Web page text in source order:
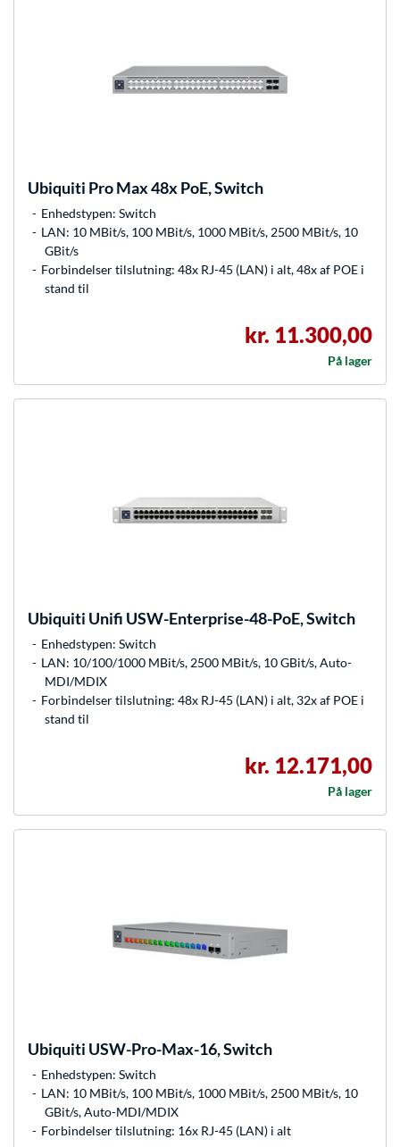
Ubiquiti Pro Max 48x PoE, Switch
Enhedstypen: Switch
LAN: 10 MBit/s, 100 MBit/s, 1000 MBit/s, 2500 MBit/s, 10
GBit/s
Forbindelser tilslutning: 48x RJ-45 (LAN) i alt, 48x af POE i
stand til
kr. 11.300,00
På lager
Ubiquiti Unifi USW-Enterprise-48-PoE, Switch
Enhedstypen: Switch
LAN: 10/100/1000 MBit/s, 2500 MBit/s, 10 GBit/s, Auto-
MDI/MDIX
Forbindelser tilslutning: 48x RJ-45 (LAN) i alt, 32x af POE i
stand til
kr. 12.171,00
På lager
Ubiquiti USW-Pro-Max-16, Switch
Enhedstypen: Switch
LAN: 10 MBit/s, 100 MBit/s, 1000 MBit/s, 2500 MBit/s, 10
GBit/s, Auto-MDI/MDIX
Forbindelser tilslutning: 16x RJ-45 (LAN) i alt